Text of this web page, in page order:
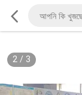
2/ 3